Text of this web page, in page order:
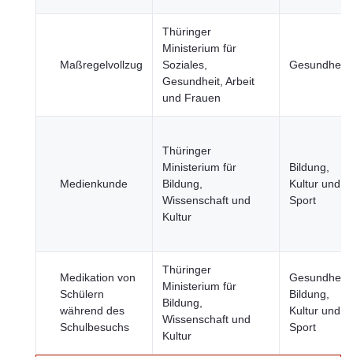
Maßregelvollzug
Thüringer
Ministerium für
Soziales,
Gesundheit, Arbeit
und Frauen
Gesundheit
Medienkunde
Thüringer
Ministerium für
Bildung,
Wissenschaft und
Kultur
Bildung,
Kultur und
Sport
Medikation von
Schülern
während des
Schulbesuchs
Thüringer
Ministerium für
Bildung,
Wissenschaft und
Kultur
Gesundheit,
Bildung,
Kultur und
Sport